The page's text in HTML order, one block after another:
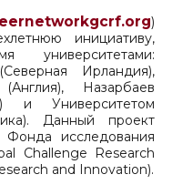
)
инициативу,
университетами:
Ирландия),
Назарбаев
и Университетом
Данный проект
исследования
Challenge Research
and Innovation).